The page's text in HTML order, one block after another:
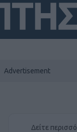
Δείτε